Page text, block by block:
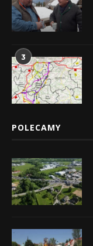
3
POLECAMY